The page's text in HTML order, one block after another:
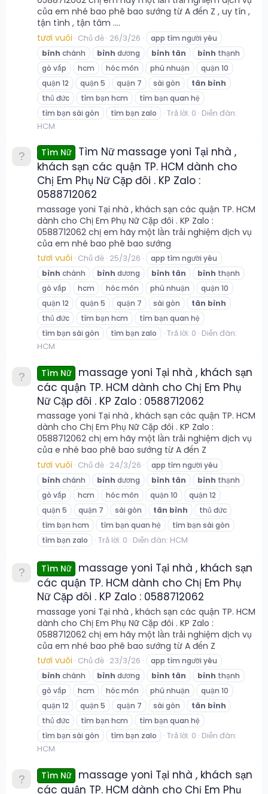
của em nhé bao phê bao sướng từ A đến Z , uy tín ,
tận tình , tận tâm ....
tươi vuôi Chủ đề 26/3/26
app tìm người yêu
bình chánh bình dương bình tân bình thạnh
gò vấp
hcm hóc môn phú nhuận
quận 10
quận 12
quận 5 quận 7 sài gòn tân bình
thủ đức
tìm bạn hcm
tìm bạn quan hệ
tìm bạn sài gòn
tìm bạn zalo Trả lời: 0 Diễn đàn:
HCM
Tìm Nữ
Tìm Nữ massage yoni Tại nhà ,
khách sạn các quận TP. HCM dành cho
Chị Em Phụ Nữ Cặp đôi . KP Zalo :
0588712062
massage yoni Tại nhà , khách sạn các quận TP. HCM
dành cho Chị Em Phụ Nữ Cặp đôi . KP Zalo :
0588712062 chị em hãy một lần trải nghiệm dịch vụ
của em nhé bao phê bao sướng
tươi vuôi Chủ đề 25/3/26
app tìm người yêu
bình chánh bình dương bình tân bình thạnh
gò vấp
hcm hóc môn phú nhuận
quận 10
quận 12
quận 5 quận 7 sài gòn tân bình
thủ đức
tìm bạn hcm
tìm bạn quan hệ
tìm bạn sài gòn
tìm bạn zalo Trả lời: 0 Diễn đàn:
HCM
Tìm Nữ
massage yoni Tại nhà , khách sạn
các quận TP. HCM dành cho Chị Em Phụ
Nữ Cặp đôi . KP Zalo : 0588712062
massage yoni Tại nhà , khách sạn các quận TP. HCM
dành cho Chị Em Phụ Nữ Cặp đôi . KP Zalo :
0588712062 chị em hãy một lần trải nghiệm dịch vụ
của e nhé bao phê bao sướng từ A đến Z
tươi vuôi Chủ đề 24/3/26
app tìm người yêu
bình chánh bình dương bình tân bình thạnh
gò vấp
hcm hóc môn quận 10
quận 12
quận 5
quận 7 sài gòn tân bình
thủ đức
tìm bạn hcm
tìm bạn quan hệ
tìm bạn sài gòn
tìm bạn zalo
Trả lời: 0 Diễn đàn: HCM
Tìm Nữ
massage yoni Tại nhà , khách sạn
các quận TP. HCM dành cho Chị Em Phụ
Nữ Cặp đôi . KP Zalo : 0588712062
massage yoni Tại nhà , khách sạn các quận TP. HCM
dành cho Chị Em Phụ Nữ Cặp đôi . KP Zalo :
0588712062 chị em hãy một lần trải nghiệm dịch vụ
của em nhé bao phê bao sướng từ A đến Z
tươi vuôi Chủ đề 23/3/26
app tìm người yêu
bình chánh bình dương bình tân bình thạnh
gò vấp
hcm hóc môn phú nhuận
quận 10
quận 12
quận 5 quận 7 sài gòn tân bình
thủ đức
tìm bạn hcm
tìm bạn quan hệ
tìm bạn sài gòn
tìm bạn zalo Trả lời: 0 Diễn đàn:
HCM
Tìm Nữ
massage yoni Tại nhà , khách sạn
các quận TP. HCM dành cho Chị Em Phụ